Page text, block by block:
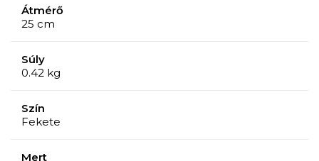
Átmérő
25 cm
Súly
0.42 kg
Szín
Fekete
Mert